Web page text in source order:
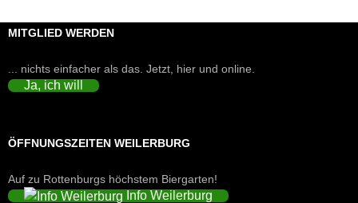
MITGLIED WERDEN
... nichts einfacher als das. Jetzt, hier und online.
Ja, ich will
ÖFFNUNGSZEITEN WEILERBURG
Auf zu Rottenburgs höchstem Biergarten!
Info Weilerburg